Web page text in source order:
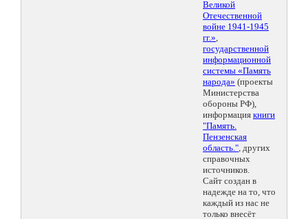
Великой
Отечественной
войне 1941-1945
гг.»,
государственной
информационной
системы «Память
народа» (проекты
Министерства
обороны РФ),
информация книги
"Память.
Пензенская
область.", других
справочных
источников.
Сайт создан в
надежде на то, что
каждый из нас не
только внесёт